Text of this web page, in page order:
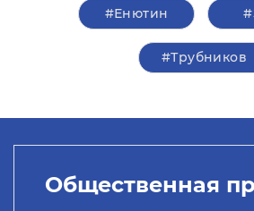
#Енютин
#Трубников
Общественная